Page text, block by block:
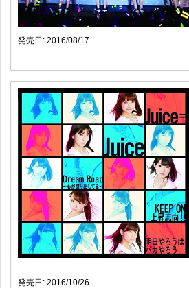
発売日: 2016/08/17
発売日: 2016/10/26